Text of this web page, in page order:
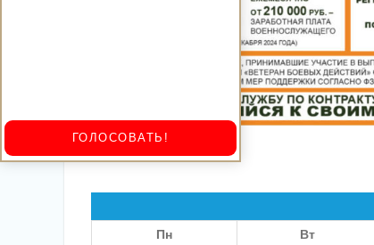
Пн
Вт
ГОЛОСОВАТЬ!